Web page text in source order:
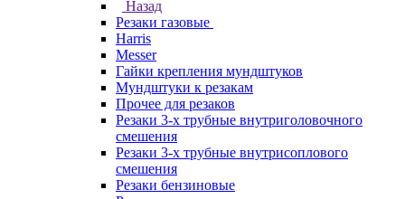
Назад
Резаки газовые
Harris
Messer
Гайки крепления мундштуков
Мундштуки к резакам
Прочее для резаков
Резаки 3-х трубные внутриголовочного
смешения
Резаки 3-х трубные внутрисоплового
смешения
Резаки бензиновые